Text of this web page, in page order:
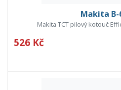
Makita B-
Makita TCT pilový kotouč
526 Kč